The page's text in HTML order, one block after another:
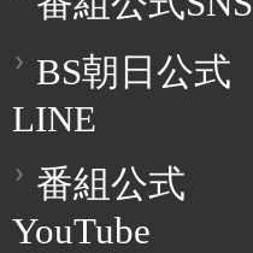
BS朝日公式
LINE
番組公式
YouTube